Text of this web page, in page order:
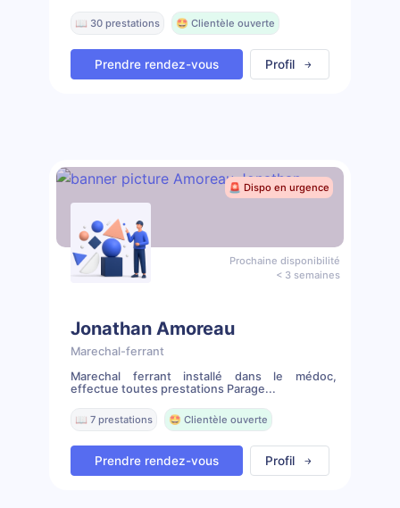
📖 30 prestations 🤩 Clientèle ouverte
Prendre rendez-vous Profil
🚨 Dispo en urgence
Prochaine disponibilité
< 3 semaines
Jonathan Amoreau
Marechal-ferrant
Marechal ferrant installé dans le médoc,
effectue toutes prestations Parage...
📖 7 prestations 🤩 Clientèle ouverte
Prendre rendez-vous Profil